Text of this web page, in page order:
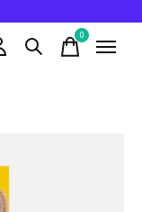
0items